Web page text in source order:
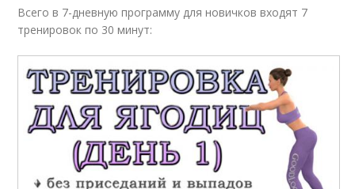
Всего в 7-дневную программу для новичков входят 7
тренировок по 30 минут: